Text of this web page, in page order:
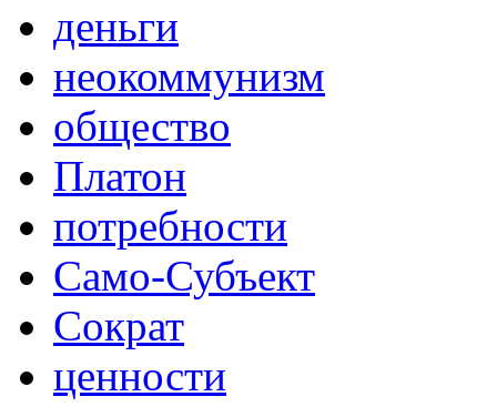
деньги
неокоммунизм
общество
Платон
потребности
Само-Субъект
Сократ
ценности